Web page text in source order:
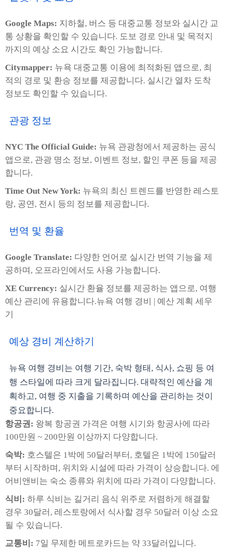
Google Maps: 지하철, 버스 등 대중교통 정보와 실시간 교
통 상황을 확인할 수 있습니다. 도보 경로 안내 및 목적지
까지의 예상 소요 시간도 확인 가능합니다.
Citymapper: 뉴욕 대중교통 이용에 최적화된 앱으로, 최
적의 경로 및 환승 정보를 제공합니다. 실시간 열차 도착
정보도 확인할 수 있습니다.
관광 정보
NYC The Official Guide: 뉴욕 관광청에서 제공하는 공식
앱으로, 관광 명소 정보, 이벤트 정보, 할인 쿠폰 등을 제공
합니다.
Time Out New York: 뉴욕의 최신 트렌드를 반영한 레스토
랑, 공연, 전시 등의 정보를 제공합니다.
번역 및 환율
Google Translate: 다양한 언어로 실시간 번역 기능을 제
공하며, 오프라인에서도 사용 가능합니다.
XE Currency: 실시간 환율 정보를 제공하는 앱으로, 여행
예산 관리에 유용합니다.뉴욕 여행 경비 | 예산 계획 세우
기
예상 경비 계산하기
뉴욕 여행 경비는 여행 기간, 숙박 형태, 식사, 쇼핑 등 여
행 스타일에 따라 크게 달라집니다. 대략적인 예산을 계
획하고, 여행 중 지출을 기록하며 예산을 관리하는 것이
중요합니다.
항공권: 왕복 항공권 가격은 여행 시기와 항공사에 따라
100만원 ~ 200만원 이상까지 다양합니다.
숙박: 호스텔은 1박에 50달러부터, 호텔은 1박에 150달러
부터 시작하며, 위치와 시설에 따라 가격이 상승합니다. 에
어비앤비는 숙소 종류와 위치에 따라 가격이 다양합니다.
식비: 하루 식비는 길거리 음식 위주로 저렴하게 해결할
경우 30달러, 레스토랑에서 식사할 경우 50달러 이상 소요
될 수 있습니다.
교통비: 7일 무제한 메트로카드는 약 33달러입니다.